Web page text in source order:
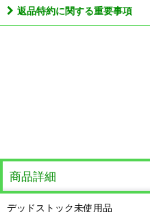
返品特約に関する重要事項
商品詳細
デッドストック未使用品